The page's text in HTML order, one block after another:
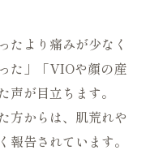
たより痛みが少なく
た」「VIOや顔の産
が目立ちます。
方からは、肌荒れや
告されています。